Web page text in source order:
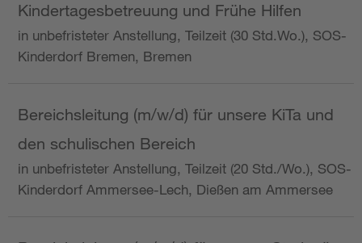
Kindertagesbetreuung und Frühe Hilfen
in unbefristeter Anstellung, Teilzeit (30 Std.Wo.), SOS-
Kinderdorf Bremen, Bremen
Bereichsleitung (m/w/d) für unsere KiTa und
den schulischen Bereich
in unbefristeter Anstellung, Teilzeit (20 Std./Wo.), SOS-
Kinderdorf Ammersee-Lech, Dießen am Ammersee